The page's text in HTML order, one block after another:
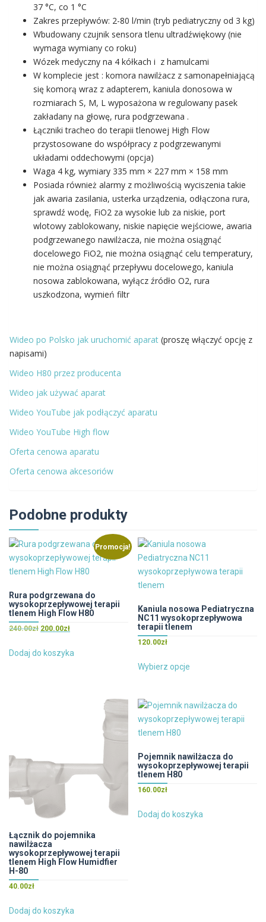
37 °C, co 1 °C
Zakres przepływów: 2-80 l/min (tryb pediatryczny od 3 kg)
Wbudowany czujnik sensora tlenu ultradźwiękowy (nie
wymaga wymiany co roku)
Wózek medyczny na 4 kółkach i z hamulcami
W komplecie jest : komora nawilżacz z samonapełniającą
się komorą wraz z adapterem, kaniula donosowa w
rozmiarach S, M, L wyposażona w regulowany pasek
zakładany na głowę, rura podgrzewana .
Łączniki tracheo do terapii tlenowej High Flow
przystosowane do współpracy z podgrzewanymi
układami oddechowymi (opcja)
Waga 4 kg, wymiary 335 mm × 227 mm × 158 mm
Posiada również alarmy z możliwością wyciszenia takie
jak awaria zasilania, usterka urządzenia, odłączona rura,
sprawdź wodę, FiO2 za wysokie lub za niskie, port
wlotowy zablokowany, niskie napięcie wejściowe, awaria
podgrzewanego nawilżacza, nie można osiągnąć
docelowego FiO2, nie można osiągnąć celu temperatury,
nie można osiągnąć przepływu docelowego, kaniula
nosowa zablokowana, wyłącz źródło O2, rura
uszkodzona, wymień filtr
Wideo po Polsko jak uruchomić aparat (proszę włączyć opcję z
napisami)
Wideo H80 przez producenta
Wideo jak używać aparat
Wideo YouTube jak podłączyć aparatu
Wideo YouTube High flow
Oferta cenowa aparatu
Oferta cenowa akcesoriów
Podobne produkty
Promocja!
Rura podgrzewana do
wysokoprzepływowej terapii
tlenem High Flow H80
240.00zł Pierwotna
wynosiła:
200.00złAktualna
wynosi:
Dodaj do koszyka
Kaniula nosowa Pediatryczna
NC11 wysokoprzepływowa
terapii tlenem
120.00zł
Wybierz opcje
Opcje
wybrać
na
Łącznik do pojemnika
nawilżacza
wysokoprzepływowej terapii
tlenem High Flow Humidfier
H-80
40.00zł
Dodaj do koszyka
Pojemnik nawilżacza do
wysokoprzepływowej terapii
tlenem H80
160.00zł
Dodaj do koszyka